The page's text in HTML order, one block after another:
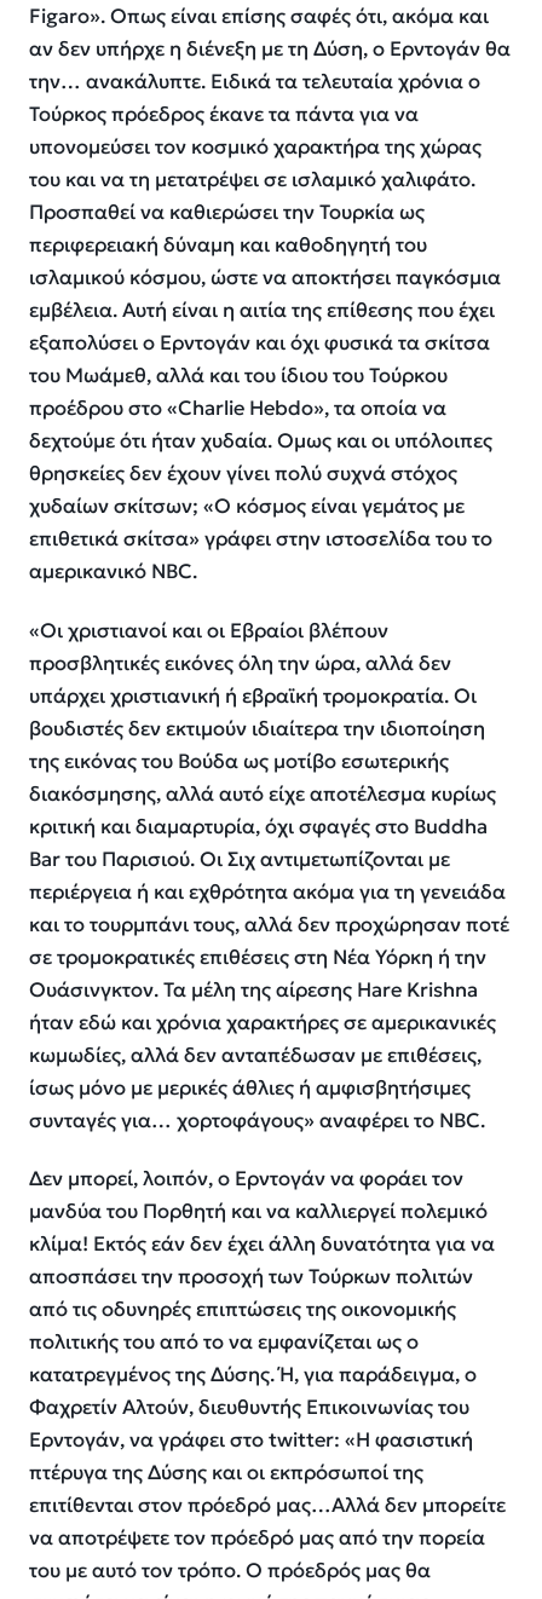
Figaro». Οπως είναι επίσης σαφές ότι, ακόμα και
αν δεν υπήρχε η διένεξη με τη Δύση, ο Ερντογάν θα
την… ανακάλυπτε. Ειδικά τα τελευταία χρόνια ο
Τούρκος πρόεδρος έκανε τα πάντα για να
υπονομεύσει τον κοσμικό χαρακτήρα της χώρας
του και να τη μετατρέψει σε ισλαμικό χαλιφάτο.
Προσπαθεί να καθιερώσει την Τουρκία ως
περιφερειακή δύναμη και καθοδηγητή του
ισλαμικού κόσμου, ώστε να αποκτήσει παγκόσμια
εμβέλεια. Αυτή είναι η αιτία της επίθεσης που έχει
εξαπολύσει ο Ερντογάν και όχι φυσικά τα σκίτσα
του Μωάμεθ, αλλά και του ίδιου του Τούρκου
προέδρου στο «Charlie Hebdo», τα οποία να
δεχτούμε ότι ήταν χυδαία. Ομως και οι υπόλοιπες
θρησκείες δεν έχουν γίνει πολύ συχνά στόχος
χυδαίων σκίτσων; «Ο κόσμος είναι γεμάτος με
επιθετικά σκίτσα» γράφει στην ιστοσελίδα του το
αμερικανικό NBC.
«Οι χριστιανοί και οι Εβραίοι βλέπουν
προσβλητικές εικόνες όλη την ώρα, αλλά δεν
υπάρχει χριστιανική ή εβραϊκή τρομοκρατία. Οι
βουδιστές δεν εκτιμούν ιδιαίτερα την ιδιοποίηση
της εικόνας του Βούδα ως μοτίβο εσωτερικής
διακόσμησης, αλλά αυτό είχε αποτέλεσμα κυρίως
κριτική και διαμαρτυρία, όχι σφαγές στο Buddha
Bar του Παρισιού. Οι Σιχ αντιμετωπίζονται με
περιέργεια ή και εχθρότητα ακόμα για τη γενειάδα
και το τουρμπάνι τους, αλλά δεν προχώρησαν ποτέ
σε τρομοκρατικές επιθέσεις στη Νέα Υόρκη ή την
Ουάσινγκτον. Τα μέλη της αίρεσης Hare Krishna
ήταν εδώ και χρόνια χαρακτήρες σε αμερικανικές
κωμωδίες, αλλά δεν ανταπέδωσαν με επιθέσεις,
ίσως μόνο με μερικές άθλιες ή αμφισβητήσιμες
συνταγές για… χορτοφάγους» αναφέρει το NBC.
Δεν μπορεί, λοιπόν, ο Ερντογάν να φοράει τον
μανδύα του Πορθητή και να καλλιεργεί πολεμικό
κλίμα! Εκτός εάν δεν έχει άλλη δυνατότητα για να
αποσπάσει την προσοχή των Τούρκων πολιτών
από τις οδυνηρές επιπτώσεις της οικονομικής
πολιτικής του από το να εμφανίζεται ως ο
κατατρεγμένος της Δύσης. Ή, για παράδειγμα, ο
Φαχρετίν Αλτούν, διευθυντής Επικοινωνίας του
Ερντογάν, να γράφει στο twitter: «Η φασιστική
πτέρυγα της Δύσης και οι εκπρόσωποί της
επιτίθενται στον πρόεδρό μας…Αλλά δεν μπορείτε
να αποτρέψετε τον πρόεδρό μας από την πορεία
του με αυτό τον τρόπο. Ο πρόεδρός μας θα